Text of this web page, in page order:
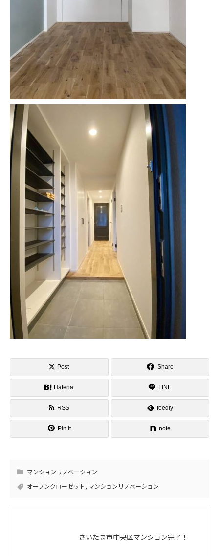
Post Share
Hatena LINE
RSS feedly
Pin it note
マンションリノベーション
オープンクローゼット, マンションリノベーション
さいたま市中央区マンション完了！